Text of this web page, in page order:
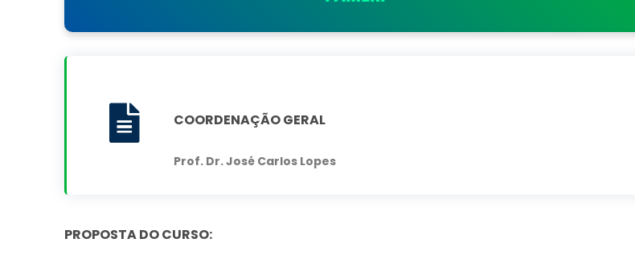
COORDENAÇÃO GERAL
Prof. Dr. José Carlos Lopes
PROPOSTA DO CURSO: